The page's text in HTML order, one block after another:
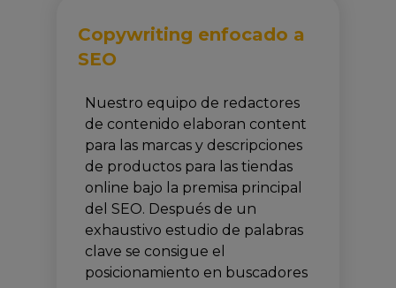
Copywriting enfocado a
SEO
Nuestro equipo de redactores
de contenido elaboran content
para las marcas y descripciones
de productos para las tiendas
online bajo la premisa principal
del SEO. Después de un
exhaustivo estudio de palabras
clave se consigue el
posicionamiento en buscadores